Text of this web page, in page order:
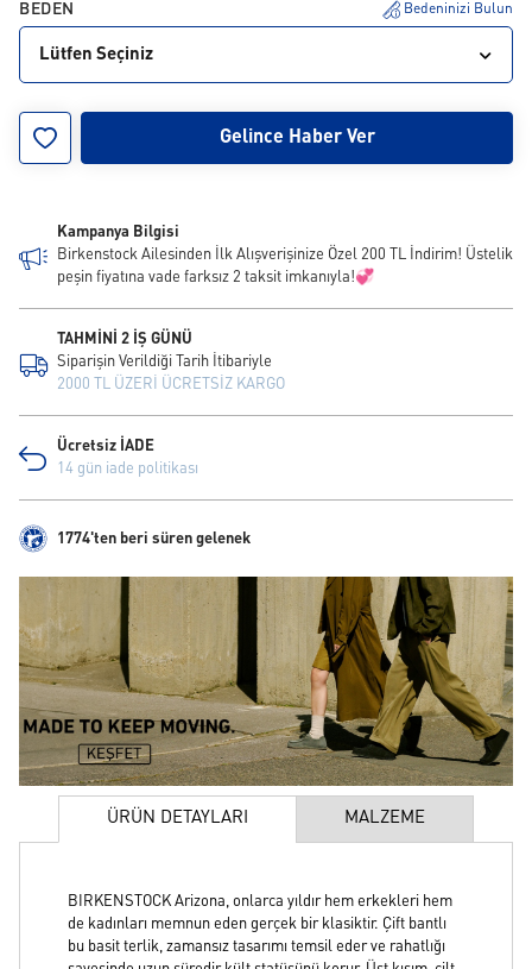
BEDEN Bedeninizi Bulun
Lütfen Seçiniz
Gelince Haber Ver
Kampanya Bilgisi
Birkenstock Ailesinden İlk Alışverişinize Özel 200 TL İndirim! Üstelik
peşin fiyatına vade farksız 2 taksit imkanıyla!💞
TAHMİNİ 2 İŞ GÜNÜ
Siparişin Verildiği Tarih İtibariyle
2000 TL ÜZERİ ÜCRETSİZ KARGO
Ücretsiz İADE
14 gün iade politikası
1774'ten beri süren gelenek
ÜRÜN DETAYLARI MALZEME
BIRKENSTOCK Arizona, onlarca yıldır hem erkekleri hem
de kadınları memnun eden gerçek bir klasiktir. Çift bantlı
bu basit terlik, zamansız tasarımı temsil eder ve rahatlığı